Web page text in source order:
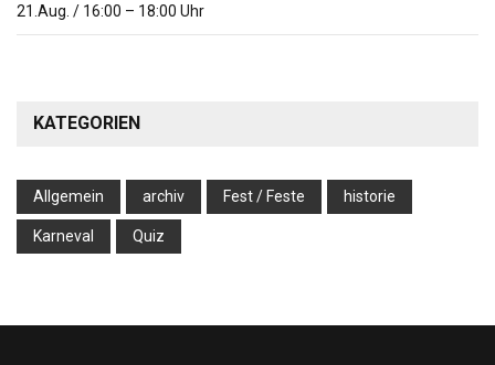
21.Aug. / 16:00 – 18:00 Uhr
KATEGORIEN
Allgemein archiv Fest / Feste historie
Karneval Quiz